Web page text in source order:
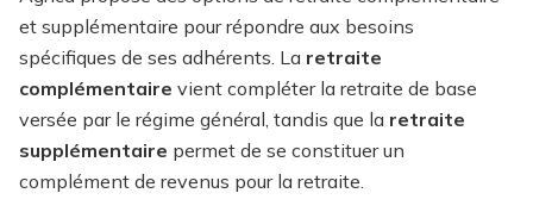
et supplémentaire pour répondre aux besoins
spécifiques de ses adhérents. La retraite
complémentaire vient compléter la retraite de base
versée par le régime général, tandis que la retraite
supplémentaire permet de se constituer un
complément de revenus pour la retraite.